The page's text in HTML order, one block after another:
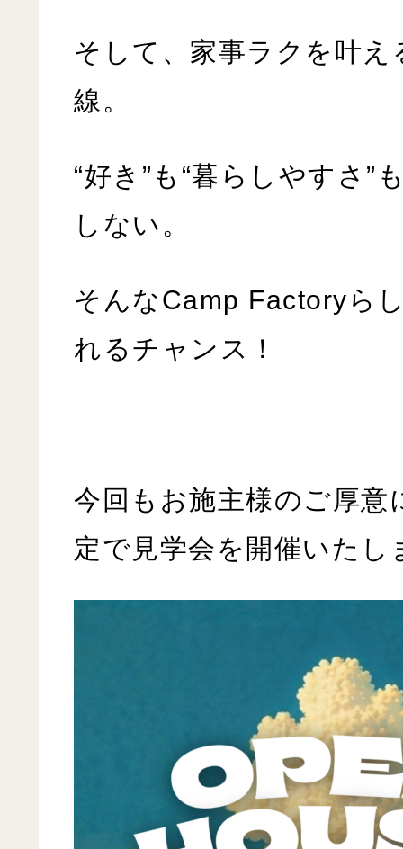
そして、家事ラクを叶え
線。
“好き”も“暮らしやすさ”
しない。
そんなCamp Factory ら
れるチャンス！
今回もお施主様のご厚意
定で見学会を開催いたし